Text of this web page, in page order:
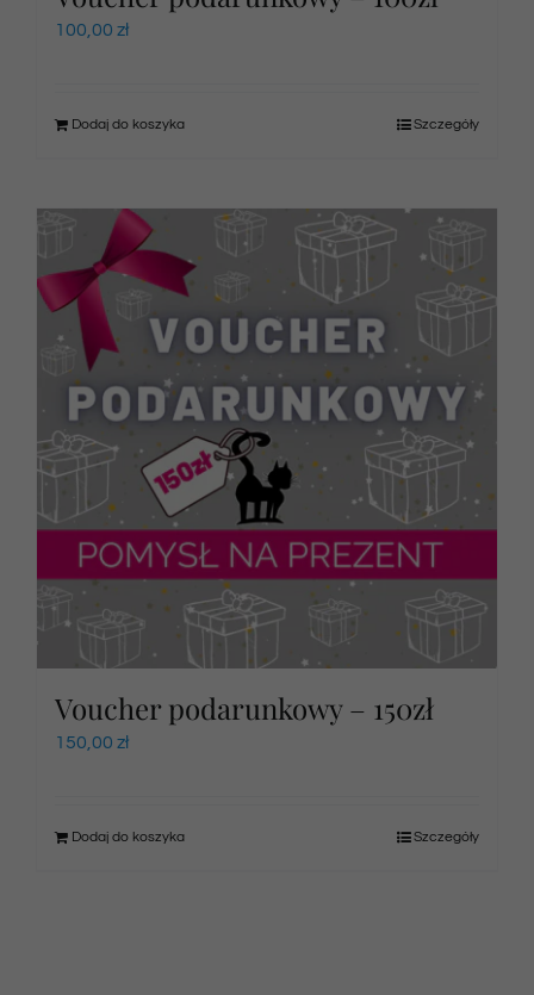
100,00 zł
Dodaj do koszyka Szczegóły
Voucher podarunkowy – 150zł
150,00 zł
Dodaj do koszyka Szczegóły